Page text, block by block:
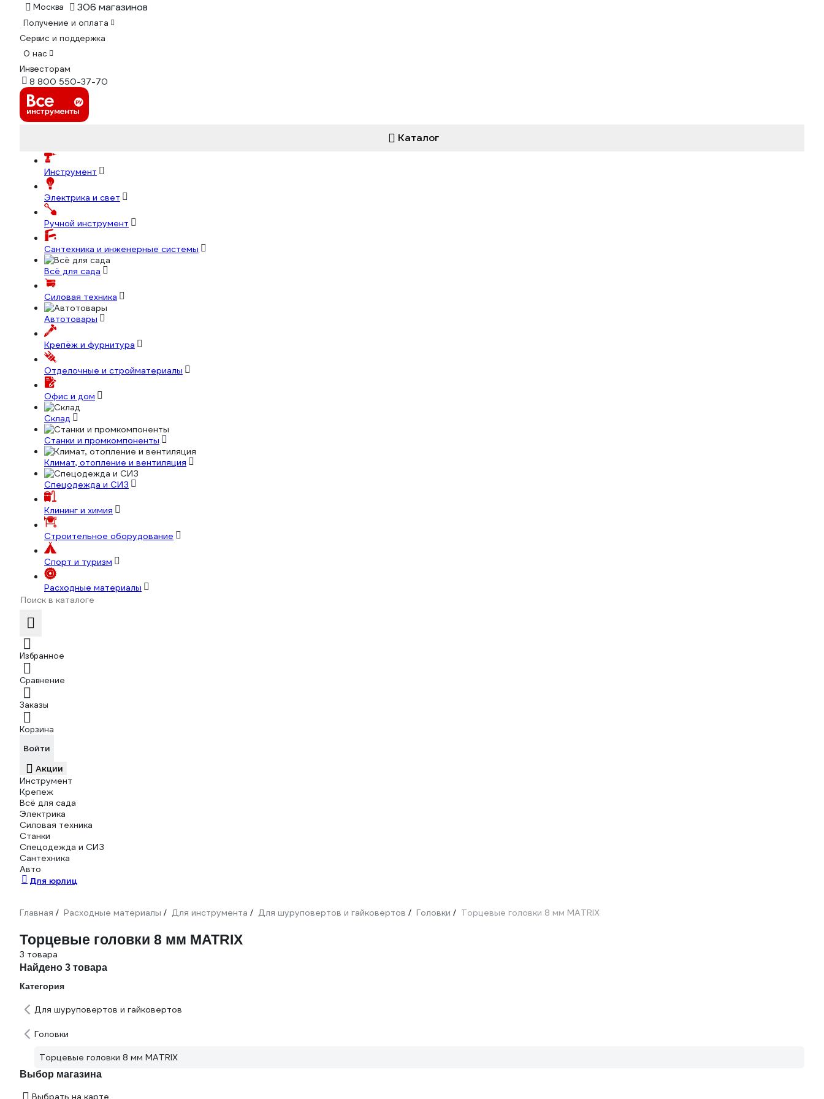
Москва 306 магазинов
Получение и оплата
Сервис и поддержка
О нас
Инвесторам
8 800 550-37-70
Каталог
Инструмент
Электрика и свет
Ручной инструмент
Сантехника и инженерные системы
Всё для сада
Силовая техника
Автотовары
Крепёж и фурнитура
Отделочные и стройматериалы
Офис и дом
Склад
Станки и промкомпоненты
Климат, отопление и вентиляция
Спецодежда и СИЗ
Клининг и химия
Строительное оборудование
Спорт и туризм
Расходные материалы
Избранное
Сравнение
Заказы
Корзина
Войти
Акции
Инструмент
Крепеж
Всё для сада
Электрика
Силовая техника
Станки
Спецодежда и СИЗ
Сантехника
Авто
Для юрлиц
Главная / Расходные материалы / Для инструмента / Для шуруповертов и гайковертов / Головки / Торцевые головки 8 мм MATRIX
Торцевые головки 8 мм MATRIX
3 товара
Найдено 3 товара
Категория
Для шуруповертов и гайковертов
Головки
Торцевые головки 8 мм MATRIX
Выбор магазина
Выбрать на карте